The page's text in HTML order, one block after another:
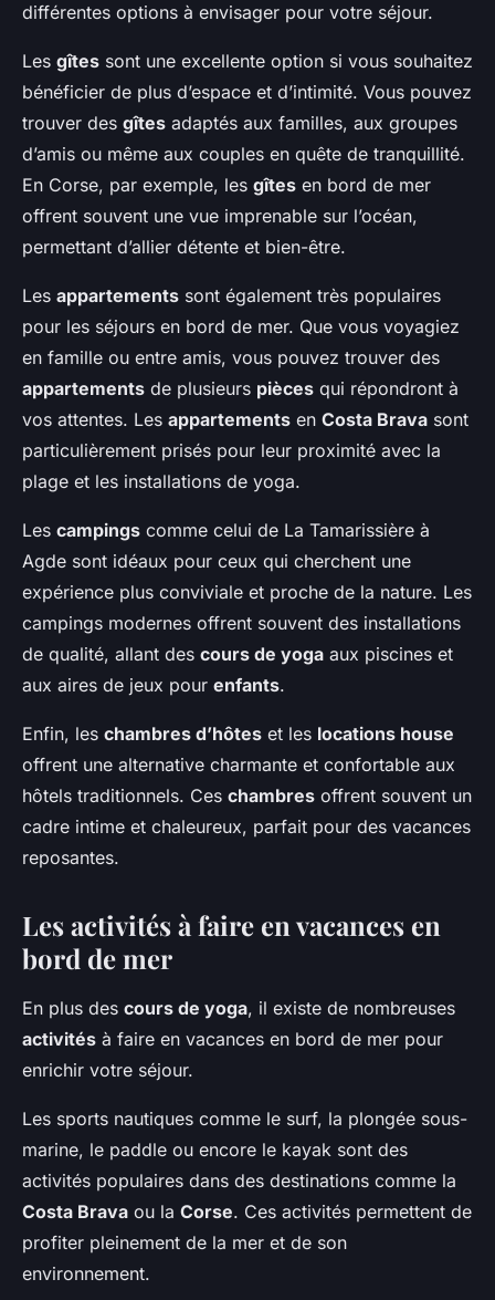
différentes options à envisager pour votre séjour.
Les gîtes sont une excellente option si vous souhaitez
bénéficier de plus d’espace et d’intimité. Vous pouvez
trouver des gîtes adaptés aux familles, aux groupes
d’amis ou même aux couples en quête de tranquillité.
En Corse, par exemple, les gîtes en bord de mer
offrent souvent une vue imprenable sur l’océan,
permettant d’allier détente et bien-être.
Les appartements sont également très populaires
pour les séjours en bord de mer. Que vous voyagiez
en famille ou entre amis, vous pouvez trouver des
appartements de plusieurs pièces qui répondront à
vos attentes. Les appartements en Costa Brava sont
particulièrement prisés pour leur proximité avec la
plage et les installations de yoga.
Les campings comme celui de La Tamarissière à
Agde sont idéaux pour ceux qui cherchent une
expérience plus conviviale et proche de la nature. Les
campings modernes offrent souvent des installations
de qualité, allant des cours de yoga aux piscines et
aux aires de jeux pour enfants.
Enfin, les chambres d’hôtes et les locations house
offrent une alternative charmante et confortable aux
hôtels traditionnels. Ces chambres offrent souvent un
cadre intime et chaleureux, parfait pour des vacances
reposantes.
Les activités à faire en vacances en
bord de mer
En plus des cours de yoga, il existe de nombreuses
activités à faire en vacances en bord de mer pour
enrichir votre séjour.
Les sports nautiques comme le surf, la plongée sous-
marine, le paddle ou encore le kayak sont des
activités populaires dans des destinations comme la
Costa Brava ou la Corse. Ces activités permettent de
profiter pleinement de la mer et de son
environnement.